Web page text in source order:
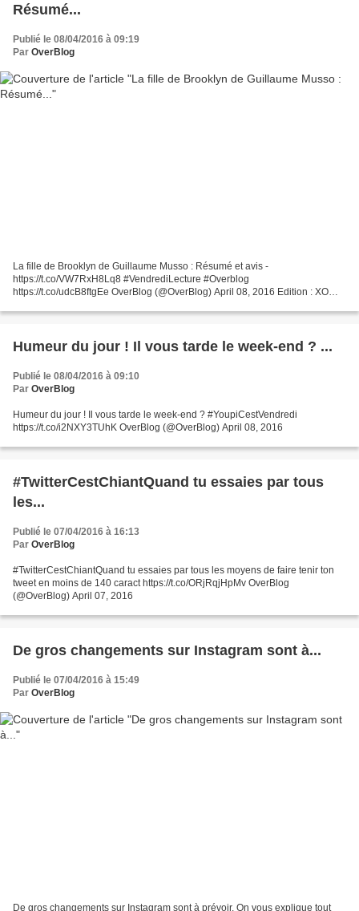
Résumé...
Publié le 08/04/2016 à 09:19
Par OverBlog
La fille de Brooklyn de Guillaume Musso : Résumé et avis -
https://t.co/VW7RxH8Lq8 #VendrediLecture #Overblog
https://t.co/udcB8ftgEe OverBlog (@OverBlog) April 08, 2016 Edition : XO
instant....
Humeur du jour ! Il vous tarde le week-end ? ...
Publié le 08/04/2016 à 09:10
Par OverBlog
Humeur du jour ! Il vous tarde le week-end ? #YoupiCestVendredi
https://t.co/i2NXY3TUhK OverBlog (@OverBlog) April 08, 2016
#TwitterCestChiantQuand tu essaies par tous
les...
Publié le 07/04/2016 à 16:13
Par OverBlog
#TwitterCestChiantQuand tu essaies par tous les moyens de faire tenir ton
tweet en moins de 140 caract https://t.co/ORjRqjHpMv OverBlog
(@OverBlog) April 07, 2016
De gros changements sur Instagram sont à...
Publié le 07/04/2016 à 15:49
Par OverBlog
De gros changements sur Instagram sont à prévoir. On vous explique tout